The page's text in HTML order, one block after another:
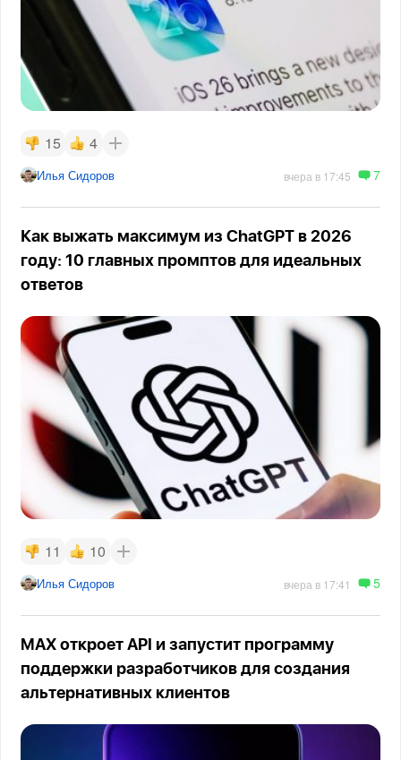
15 4
Илья Сидоров вчера в 17:45 7
Как выжать максимум из ChatGPT в 2026
году: 10 главных промптов для идеальных
ответов
11 10
Илья Сидоров вчера в 17:41 5
MAX откроет API и запустит программу
поддержки разработчиков для создания
альтернативных клиентов